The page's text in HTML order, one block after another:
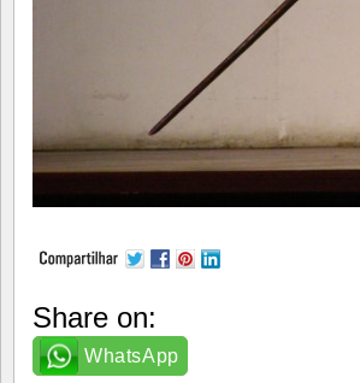
Share on:
WhatsApp